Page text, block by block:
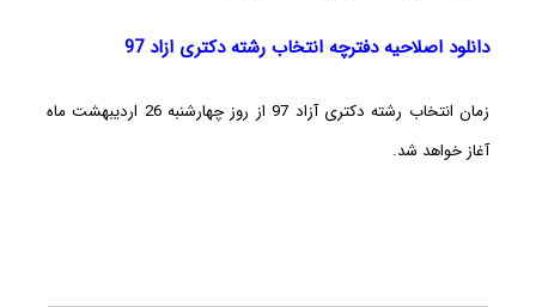
دانلود اصلاحیه دفترچه انتخاب رشته دکتری ازاد 97
زمان انتخاب رشته دکتری آزاد 97
از روز چهارشنبه 26 اردیبهشت ماه
آغاز خواهد شد.